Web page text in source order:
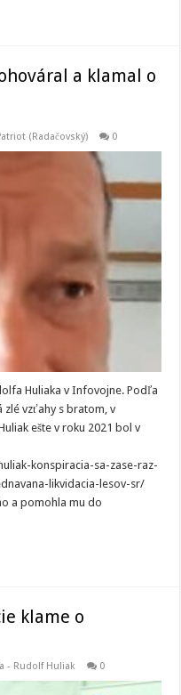
a klamal o
(Radačovský) 0
Huliaka v Infovojne. Podľa
zlé vzťahy s bratom, v
ešte v roku 2021 bol v
konspiracia-sa-zase-raz-
likvidacia-lesov-sr/
a pomohla mu do
klame o
- Rudolf Huliak 0